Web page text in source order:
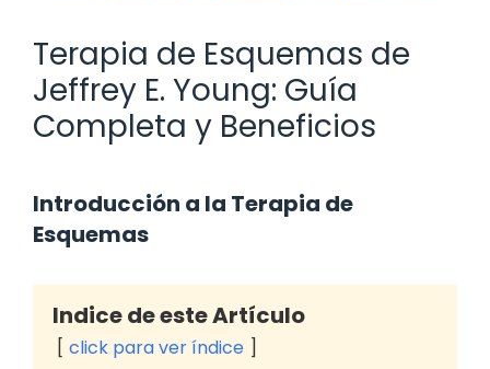
Terapia de Esquemas de
Jeffrey E. Young: Guía
Completa y Beneficios
Introducción a la Terapia de
Esquemas
Indice de este Artículo
click para ver índice